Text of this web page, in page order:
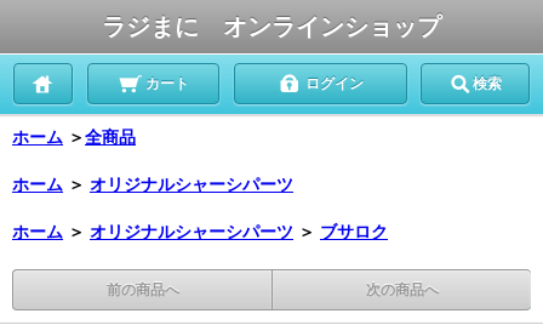
ラジまに オンラインショップ
カート ログイン 検索
ホーム ＞全商品
ホーム ＞ オリジナルシャーシパーツ
ホーム ＞ オリジナルシャーシパーツ ＞ ブサロク
前の商品へ 次の商品へ